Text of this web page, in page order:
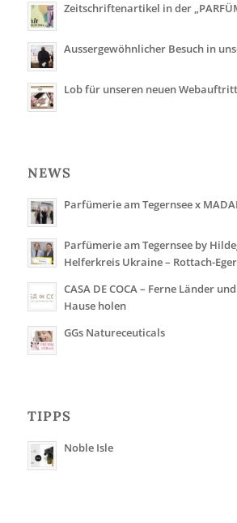
Zeitschriftenartikel in der
Aussergewöhnlicher Besuch in
Lob für unseren neuen
NEWS
Parfümerie am Tegernsee x
Parfümerie am Tegernsee by
Helferkreis Ukraine – Rottach-
CASA DE COCA – Ferne Länder
Hause holen
GGs Natureceuticals
TIPPS
Noble Isle